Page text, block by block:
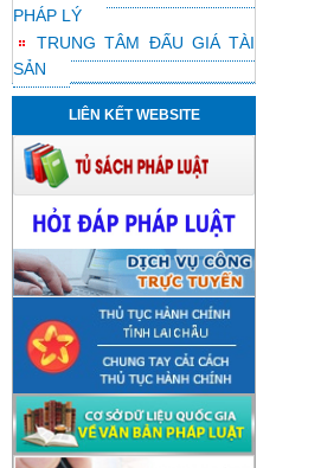
PHÁP LÝ
TRUNG TÂM ĐẤU GIÁ TÀI
SẢN
LIÊN KẾT WEBSITE